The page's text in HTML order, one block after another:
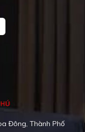
Đông, Thành Phố